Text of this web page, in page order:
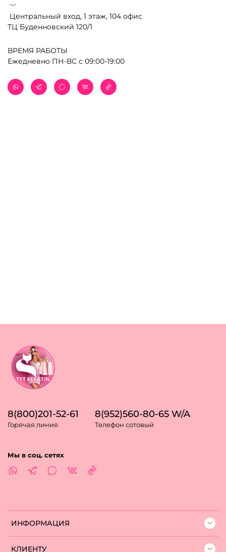
﹀
Центральный вход, 1 этаж, 104 офис
ТЦ Буденновский 120/1
ВРЕМЯ РАБОТЫ
Ежедневно ПН-ВС с 09:00-19:00
ИНФОРМАЦИЯ
КЛИЕНТУ
8(800)201-52-61
Горячая линия
8(952)560-80-65 W/A
Телефон сотовый
Мы в соц. сетях